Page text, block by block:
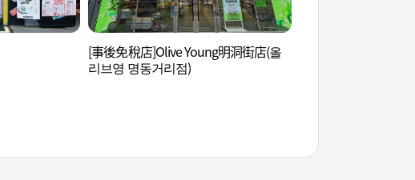
[事後免稅店]Olive Young明洞街店(올
리브영 명동거리점)